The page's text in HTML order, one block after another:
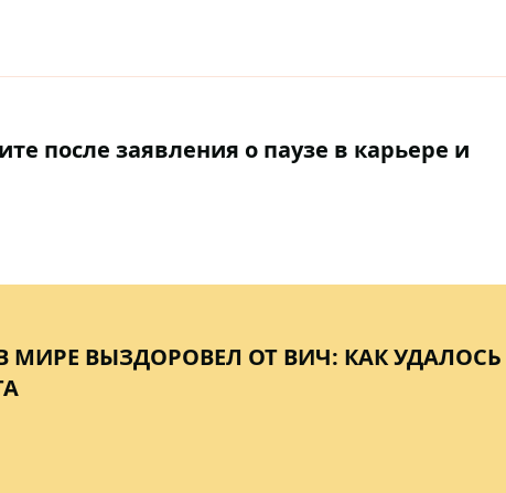
после заявления о паузе в карьере и
МИРЕ ВЫЗДОРОВЕЛ ОТ ВИЧ: КАК УДАЛОСЬ